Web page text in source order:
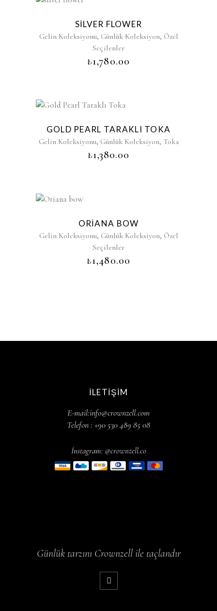
SILVER FLOWER
Gelin Koleksiyonu, Günlük Koleksiyon, Özel
Seçilenler
₺1,780.00
GOLD PEARL TARAKLI TOKA
Gelin Koleksiyonu, Günlük Koleksiyon, Toka
₺1,380.00
ORIANA BOW
Gelin Koleksiyonu, Günlük Koleksiyon, Özel
Seçilenler
₺1,480.00
İLETIŞIM
E-mail:info@crownzell.com
Telefon : +90 530 489 85 08
İnstagram: @crownzell.co
Günlük tarzını Crownzell ile taçlandır